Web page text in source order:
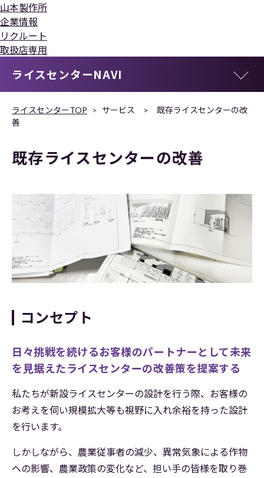
山本製作所
企業情報
リクルート
取扱店専用
ライスセンターNAVI
ライスセンターTOP
サービス > 既存ライスセンターの改
善
既存ライスセンターの改善
コンセプト
日々挑戦を続けるお客様のパートナーとして未来
を見据えたライスセンターの改善策を提案する
私たちが新設ライスセンターの設計を行う際、お客様の
お考えを伺い規模拡大等も視野に入れ余裕を持った設計
を行います。
しかしながら、農業従事者の減少、異常気象による作物
への影響、農業政策の変化など、担い手の皆様を取り巻